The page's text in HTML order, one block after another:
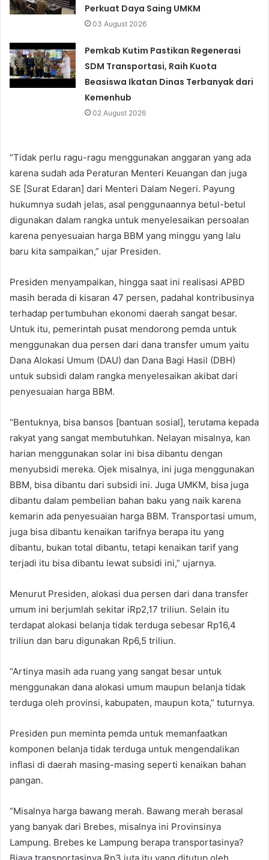
Perkuat Daya Saing UMKM
03 August 2026
Pemkab Kutim Pastikan Regenerasi
SDM Transportasi, Raih Kuota
Beasiswa Ikatan Dinas Terbanyak dari
Kemenhub
02 August 2026
“Tidak perlu ragu-ragu menggunakan anggaran yang ada
karena sudah ada Peraturan Menteri Keuangan dan juga
SE [Surat Edaran] dari Menteri Dalam Negeri. Payung
hukumnya sudah jelas, asal penggunaannya betul-betul
digunakan dalam rangka untuk menyelesaikan persoalan
karena penyesuaian harga BBM yang minggu yang lalu
baru kita sampaikan,” ujar Presiden.
Presiden menyampaikan, hingga saat ini realisasi APBD
masih berada di kisaran 47 persen, padahal kontribusinya
terhadap pertumbuhan ekonomi daerah sangat besar.
Untuk itu, pemerintah pusat mendorong pemda untuk
menggunakan dua persen dari dana transfer umum yaitu
Dana Alokasi Umum (DAU) dan Dana Bagi Hasil (DBH)
untuk subsidi dalam rangka menyelesaikan akibat dari
penyesuaian harga BBM.
“Bentuknya, bisa bansos [bantuan sosial], terutama kepada
rakyat yang sangat membutuhkan. Nelayan misalnya, kan
harian menggunakan solar ini bisa dibantu dengan
menyubsidi mereka. Ojek misalnya, ini juga menggunakan
BBM, bisa dibantu dari subsidi ini. Juga UMKM, bisa juga
dibantu dalam pembelian bahan baku yang naik karena
kemarin ada penyesuaian harga BBM. Transportasi umum,
juga bisa dibantu kenaikan tarifnya berapa itu yang
dibantu, bukan total dibantu, tetapi kenaikan tarif yang
terjadi itu bisa dibantu lewat subsidi ini,” ujarnya.
Menurut Presiden, alokasi dua persen dari dana transfer
umum ini berjumlah sekitar iRp2,17 triliun. Selain itu
terdapat alokasi belanja tidak terduga sebesar Rp16,4
triliun dan baru digunakan Rp6,5 triliun.
“Artinya masih ada ruang yang sangat besar untuk
menggunakan dana alokasi umum maupun belanja tidak
terduga oleh provinsi, kabupaten, maupun kota,” tuturnya.
Presiden pun meminta pemda untuk memanfaatkan
komponen belanja tidak terduga untuk mengendalikan
inflasi di daerah masing-masing seperti kenaikan bahan
pangan.
“Misalnya harga bawang merah. Bawang merah berasal
yang banyak dari Brebes, misalnya ini Provinsinya
Lampung. Brebes ke Lampung berapa transportasinya?